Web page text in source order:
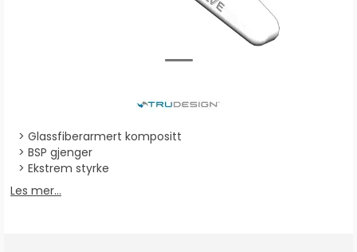
Glassfiberarmert kompositt
BSP gjenger
Ekstrem styrke
Les mer...